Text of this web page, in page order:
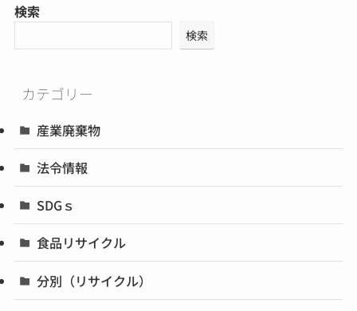
検索
検索
カテゴリー
産業廃棄物
法令情報
SDGｓ
食品リサイクル
分別（リサイクル）